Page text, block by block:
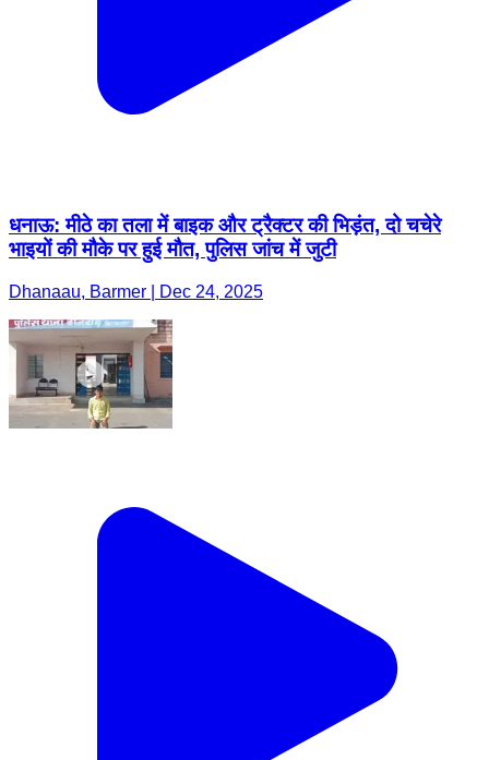
धनाऊ: मीठे का तला में बाइक और ट्रैक्टर की भिड़ंत, दो चचेरे
भाइयों की मौके पर हुई मौत, पुलिस जांच में जुटी
Dhanaau, Barmer | Dec 24, 2025